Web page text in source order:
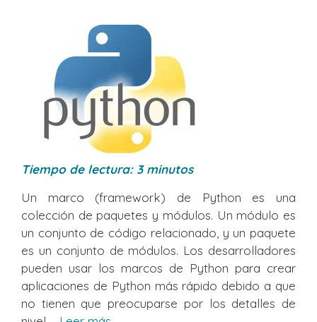
Tiempo de lectura: 3 minutos
Un marco (framework) de Python es una
colección de paquetes y módulos. Un módulo es
un conjunto de código relacionado, y un paquete
es un conjunto de módulos. Los desarrolladores
pueden usar los marcos de Python para crear
aplicaciones de Python más rápido debido a que
no tienen que preocuparse por los detalles de